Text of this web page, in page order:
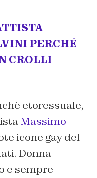
PERCHÉ
CROLLI
etoressuale,
Massimo
icone gay del
Donna
e sempre